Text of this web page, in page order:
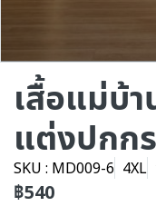
เสื้อแม่บ้
แต่งปกก
SKU : MD009-6 4XL
฿540